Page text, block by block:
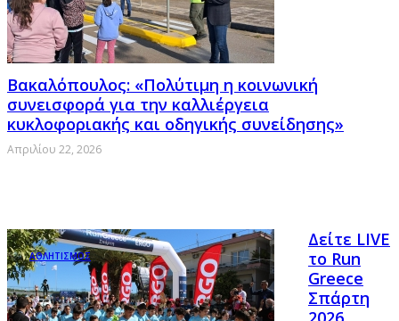
Βακαλόπουλος: «Πολύτιμη η κοινωνική
συνεισφορά για την καλλιέργεια
κυκλοφοριακής και οδηγικής συνείδησης»
Απριλίου 22, 2026
ΑΘΛΗΤΙΣΜΟΣ
Δείτε LIVE
το Run
Greece
Σπάρτη